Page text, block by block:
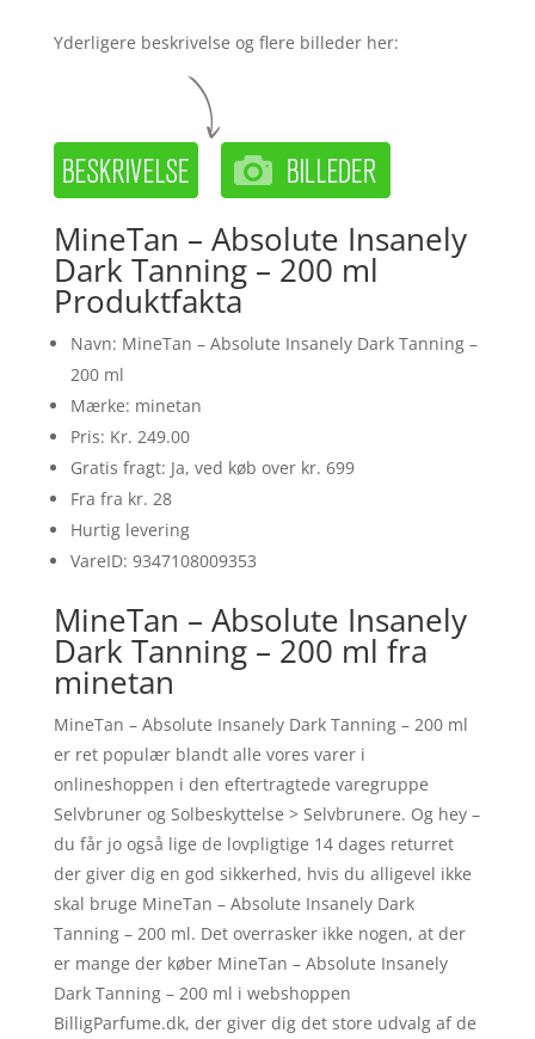
Yderligere beskrivelse og flere billeder her:
MineTan – Absolute Insanely
Dark Tanning – 200 ml
Produktfakta
Navn: MineTan – Absolute Insanely Dark Tanning –
200 ml
Mærke: minetan
Pris: Kr. 249.00
Gratis fragt: Ja, ved køb over kr. 699
Fra fra kr. 28
Hurtig levering
VareID: 9347108009353
MineTan – Absolute Insanely
Dark Tanning – 200 ml fra
minetan
MineTan – Absolute Insanely Dark Tanning – 200 ml
er ret populær blandt alle vores varer i
onlineshoppen i den eftertragtede varegruppe
Selvbruner og Solbeskyttelse > Selvbrunere. Og hey –
du får jo også lige de lovpligtige 14 dages returret
der giver dig en god sikkerhed, hvis du alligevel ikke
skal bruge MineTan – Absolute Insanely Dark
Tanning – 200 ml. Det overrasker ikke nogen, at der
er mange der køber MineTan – Absolute Insanely
Dark Tanning – 200 ml i webshoppen
BilligParfume.dk, der giver dig det store udvalg af de